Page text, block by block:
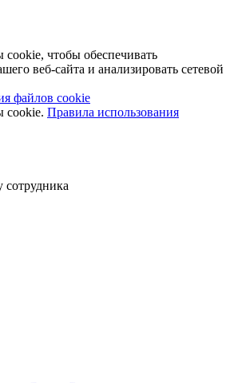
чтобы обеспечивать
веб-сайта и анализировать сетевой
файлов cookie
cookie. Правила использования